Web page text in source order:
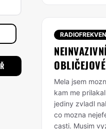
Mela jsem
kam me
jediny zvladl
co mozna
casti. Musim